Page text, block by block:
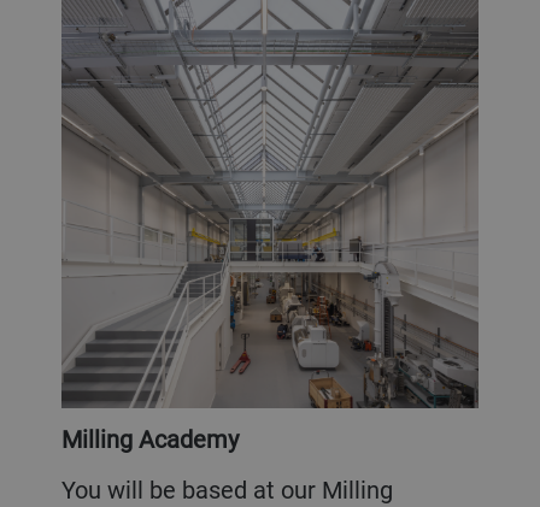
Milling Academy
You will be based at our Milling